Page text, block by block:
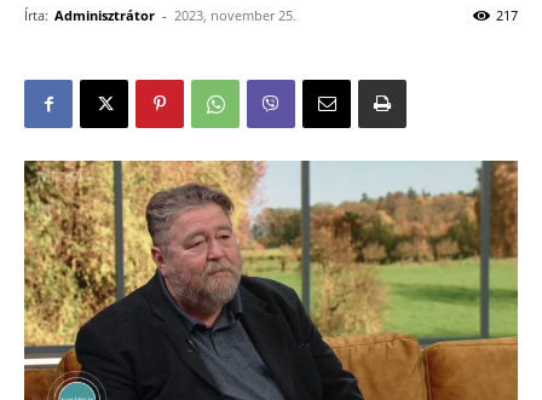
Írta: Adminisztrátor - 2023, november 25. 217